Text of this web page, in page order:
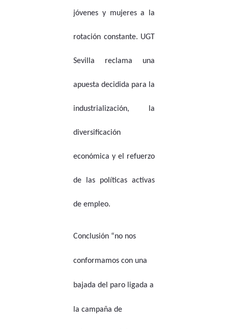
jóvenes y mujeres a la
rotación constante. UGT
Sevilla reclama una
apuesta decidida para la
industrialización, la
diversificación
económica y el refuerzo
de las políticas activas
de empleo.
Conclusión “no nos
conformamos con una
bajada del paro ligada a
la campaña de